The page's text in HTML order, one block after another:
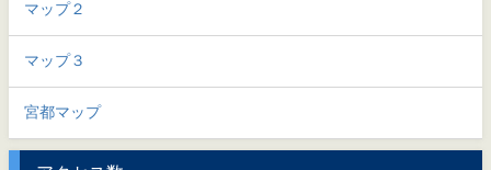
マップ２
マップ３
宮都マップ